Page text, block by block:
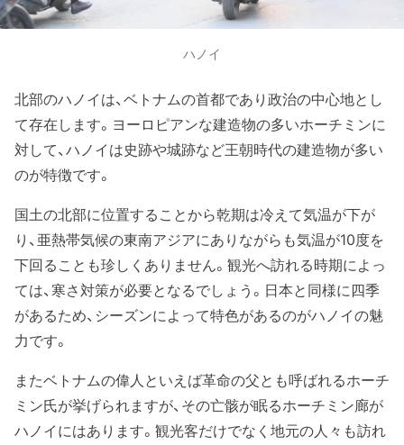
ハノイ
北部のハノイは、ベトナムの首都であり政治の中心地とし
て存在します。ヨーロピアンな建造物の多いホーチミンに
対して、ハノイは史跡や城跡など王朝時代の建造物が多い
のが特徴です。
国土の北部に位置することから乾期は冷えて気温が下が
り、亜熱帯気候の東南アジアにありながらも気温が10度を
下回ることも珍しくありません。観光へ訪れる時期によっ
ては、寒さ対策が必要となるでしょう。日本と同様に四季
があるため、シーズンによって特色があるのがハノイの魅
力です。
またベトナムの偉人といえば革命の父とも呼ばれるホーチ
ミン氏が挙げられますが、その亡骸が眠るホーチミン廊が
ハノイにはあります。観光客だけでなく地元の人々も訪れ